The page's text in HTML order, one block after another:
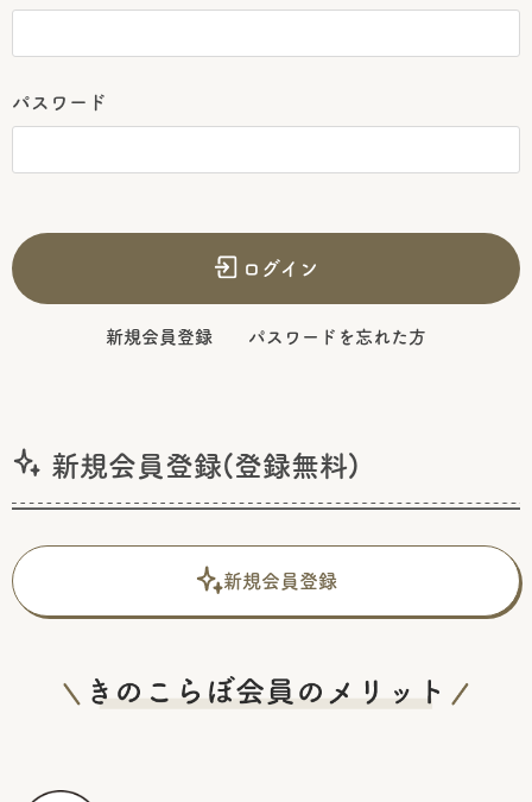
パスワード
ログイン
新規会員登録 パスワードを忘れた方
新規会員登録(登録無料)
新規会員登録